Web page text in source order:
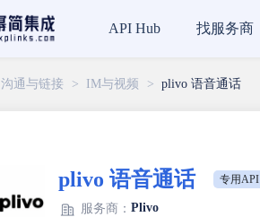
API Hub 找服务商
沟通与链接 > IM与视频 > plivo 语音通话
plivo 语音通话 专用API
服务商： Plivo